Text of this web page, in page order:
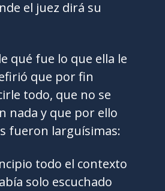
el juez dirá su
qué fue lo que ella le
que por fin
todo, que no se
nada y que por ello
fueron larguísimas:
todo el contexto
solo escuchado